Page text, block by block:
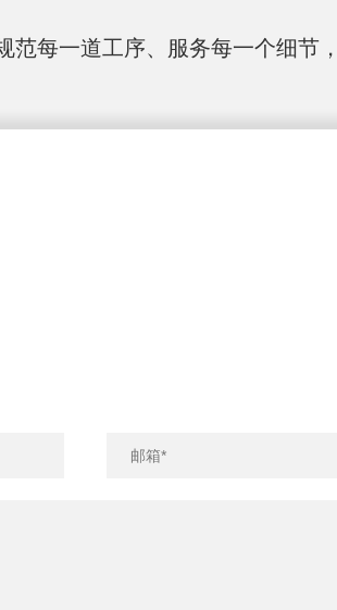
范每一道工序、服务每一个细节